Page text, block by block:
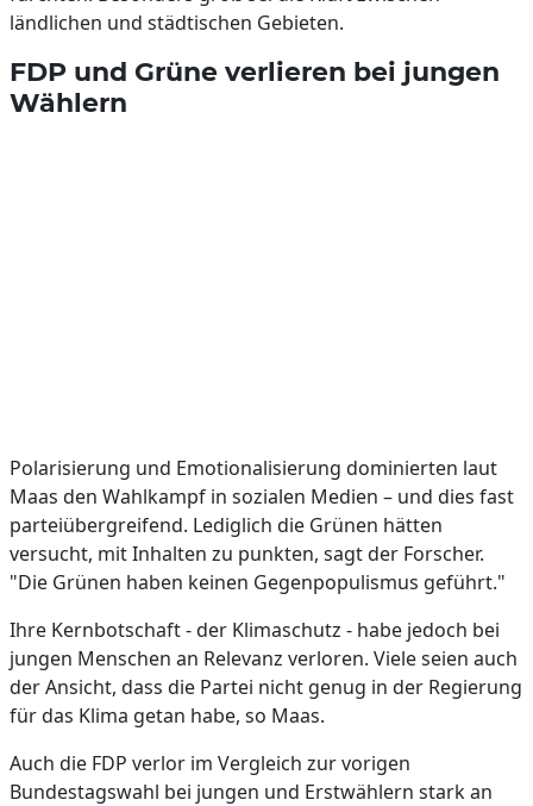
ländlichen und städtischen Gebieten.
FDP und Grüne verlieren bei jungen
Wählern
Polarisierung und Emotionalisierung dominierten laut
Maas den Wahlkampf in sozialen Medien – und dies fast
parteiübergreifend. Lediglich die Grünen hätten
versucht, mit Inhalten zu punkten, sagt der Forscher.
"Die Grünen haben keinen Gegenpopulismus geführt."
Ihre Kernbotschaft - der Klimaschutz - habe jedoch bei
jungen Menschen an Relevanz verloren. Viele seien auch
der Ansicht, dass die Partei nicht genug in der Regierung
für das Klima getan habe, so Maas.
Auch die FDP verlor im Vergleich zur vorigen
Bundestagswahl bei jungen und Erstwählern stark an